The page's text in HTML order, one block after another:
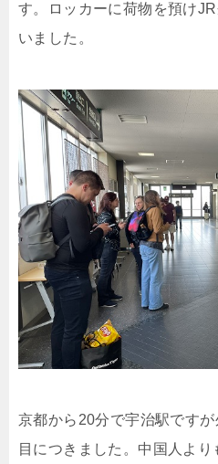
す。ロッカーに荷物を預け
いました。
京都から20分で宇治駅です
目につきました。中国人より